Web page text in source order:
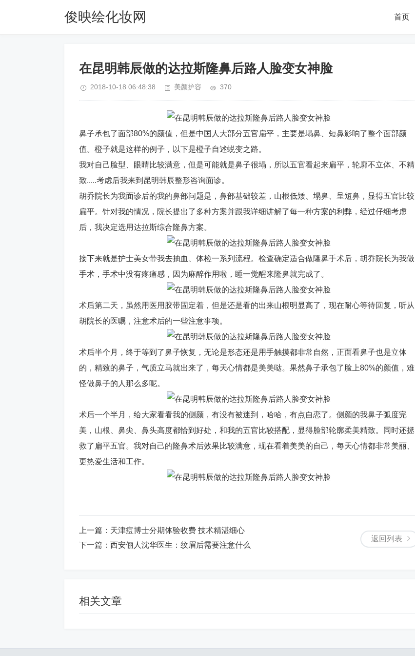
俊映绘化妆网 首页
在昆明韩辰做的达拉斯隆鼻后路人脸变女神脸
2018-10-18 06:48:38 美颜护容 370
鼻子承包了面部80%的颜值，但是中国人大部分五官扁平，主要是塌鼻、短鼻影响了整个面部颜
值。橙子就是这样的例子，以下是橙子自述蜕变之路。
我对自己脸型、眼睛比较满意，但是可能就是鼻子很塌，所以五官看起来扁平，轮廓不立体、不精
致.....考虑后我来到昆明韩辰整形咨询面诊。
胡乔院长为我面诊后的我的鼻部问题是，鼻部基础较差，山根低矮、塌鼻、呈短鼻，显得五官比较
扁平。针对我的情况，院长提出了多种方案并跟我详细讲解了每一种方案的利弊，经过仔细考虑
后，我决定选用达拉斯综合隆鼻方案。
接下来就是护士美女带我去抽血、体检一系列流程。检查确定适合做隆鼻手术后，胡乔院长为我做
手术，手术中没有疼痛感，因为麻醉作用啦，睡一觉醒来隆鼻就完成了。
术后第二天，虽然用医用胶带固定着，但是还是看的出来山根明显高了，现在耐心等待回复，听从
胡院长的医嘱，注意术后的一些注意事项。
术后半个月，终于等到了鼻子恢复，无论是形态还是用手触摸都非常自然，正面看鼻子也是立体
的，精致的鼻子，气质立马就出来了，每天心情都是美美哒。果然鼻子承包了脸上80%的颜值，难
怪做鼻子的人那么多呢。
术后一个半月，给大家看看我的侧颜，有没有被迷到，哈哈，有点自恋了。侧颜的我鼻子弧度完
美，山根、鼻尖、鼻头高度都恰到好处，和我的五官比较搭配，显得脸部轮廓柔美精致。同时还拯
救了扁平五官。我对自己的隆鼻术后效果比较满意，现在看着美美的自己，每天心情都非常美丽、
更热爱生活和工作。
返回列表
上一篇： 天津痘博士分期体验收费 技术精湛细心
下一篇： 西安俪人沈华医生：纹眉后需要注意什么
相关文章